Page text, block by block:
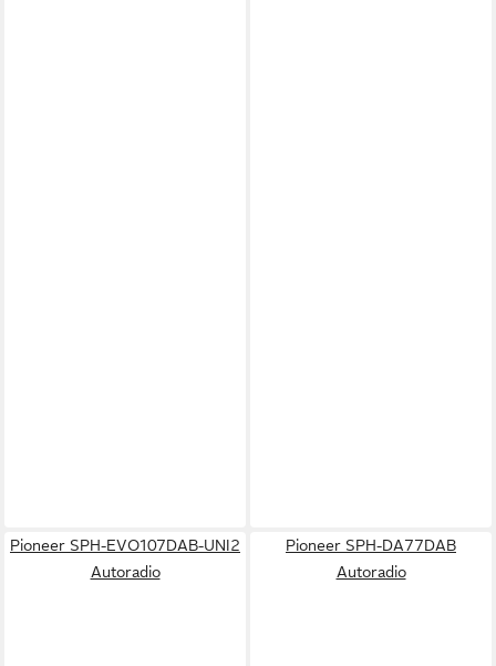
Pioneer SPH-EVO107DAB-UNI2
Autoradio
Pioneer SPH-DA77DAB
Autoradio